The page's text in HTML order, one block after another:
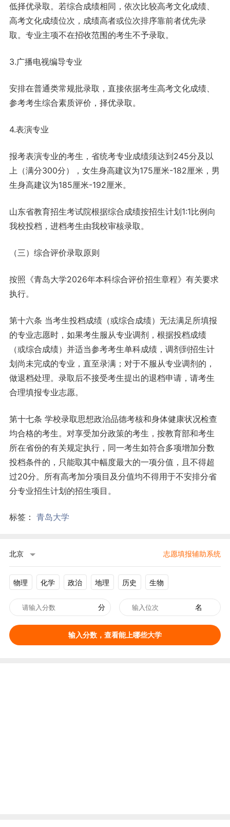
低择优录取。若综合成绩相同，依次比较高考文化成绩、
高考文化成绩位次，成绩高者或位次排序靠前者优先录
取。专业主项不在招收范围的考生不予录取。
3.广播电视编导专业
安排在普通类常规批录取，直接依据考生高考文化成绩、
参考考生综合素质评价，择优录取。
4.表演专业
报考表演专业的考生，省统考专业成绩须达到245分及以
上（满分300分），女生身高建议为175厘米-182厘米，男
生身高建议为185厘米-192厘米。
山东省教育招生考试院根据综合成绩按招生计划1:1比例向
我校投档，进档考生由我校审核录取。
（三）综合评价录取原则
按照《青岛大学2026年本科综合评价招生章程》有关要求
执行。
第十六条 当考生投档成绩（或综合成绩）无法满足所填报
的专业志愿时，如果考生服从专业调剂，根据投档成绩
（或综合成绩）并适当参考考生单科成绩，调剂到招生计
划尚未完成的专业，直至录满；对于不服从专业调剂的，
做退档处理。录取后不接受考生提出的退档申请，请考生
合理填报专业志愿。
第十七条 学校录取思想政治品德考核和身体健康状况检查
均合格的考生。对享受加分政策的考生，按教育部和考生
所在省份的有关规定执行，同一考生如符合多项增加分数
投档条件的，只能取其中幅度最大的一项分值，且不得超
过20分。所有高考加分项目及分值均不得用于不安排分省
分专业招生计划的招生项目。
标签： 青岛大学
北京 志愿填报辅助系统
物理 化学 政治 地理 历史 生物
分 名
输入分数，查看能上哪些大学